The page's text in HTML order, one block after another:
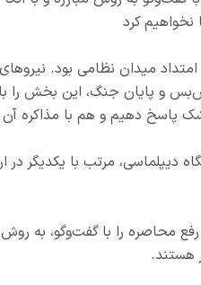
کرد
میدان نظامی بود.
و پایان جنگ، این بخش را با
پاسخ دهیم و هم با مذاکره
مرتب با یکدیگر در
محاصره را با گفت‌وگو، به روش
هستند.